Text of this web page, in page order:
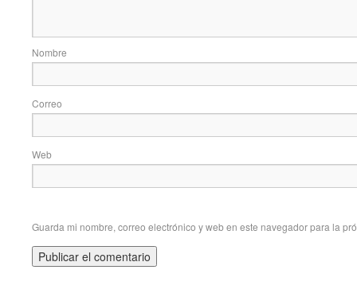
Correo
Web
Guarda mi nombre, correo electrónico y web en este navegador para la